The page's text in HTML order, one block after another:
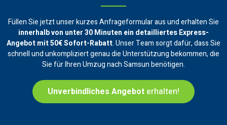
Füllen Sie jetzt unser kurzes Anfrageformular aus und erhalten Sie
innerhalb von unter 30 Minuten ein detailliertes Express-
Angebot mit 50€ Sofort-Rabatt. Unser Team sorgt dafür, dass Sie
schnell und unkompliziert genau die Unterstützung bekommen, die
Sie für Ihren Umzug nach Samsun benötigen.
Unverbindliches Angebot erhalten!